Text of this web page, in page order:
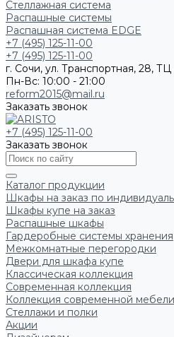
Стеллажная система
Распашные системы
Распашная система EDGE
+7 (495) 125-11-00
+7 (495) 125-11-00
г. Сочи, ул. Транспортная, 28,
Пн-Вс: 10:00 - 21:00
reform2015@mail.ru
Заказать звонок
+7 (495) 125-11-00
Заказать звонок
Каталог продукции
Шкафы на заказ по
Шкафы купе на заказ
Распашные шкафы
Гардеробные системы хранения
Межкомнатные перегородки
Двери для шкафа купе
Классическая коллекция
Современная коллекция
Коллекция современной
Стеллажи и полки
Акции